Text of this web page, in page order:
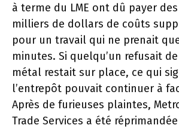
à terme du LME ont dû payer
milliers de dollars de coûts
pour un travail qui ne prenait
minutes. Si quelqu’un refusait
métal restait sur place, ce qui
l’entrepôt pouvait continuer à
Après de furieuses plaintes,
Trade Services a été